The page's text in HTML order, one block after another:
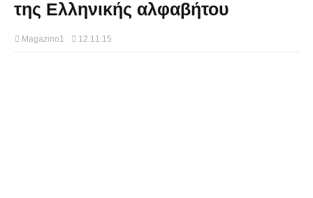
της Eλληνικής αλφαβήτου
Magazino1 12.11.15